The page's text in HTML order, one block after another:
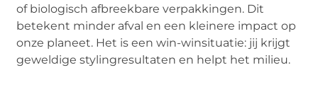
of biologisch afbreekbare verpakkingen. Dit
betekent minder afval en een kleinere impact op
onze planeet. Het is een win-winsituatie: jij krijgt
geweldige stylingresultaten en helpt het milieu.